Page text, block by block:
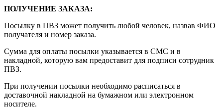
ПОЛУЧЕНИЕ ЗАКАЗА:
Посылку в ПВЗ может получить любой человек, назвав ФИО
получателя и номер заказа.
Сумма для оплаты посылки указывается в СМС и в
накладной, которую вам предоставит для подписи сотрудник
ПВЗ.
При получении посылки необходимо расписаться в
доставочной накладной на бумажном или электронном
носителе.